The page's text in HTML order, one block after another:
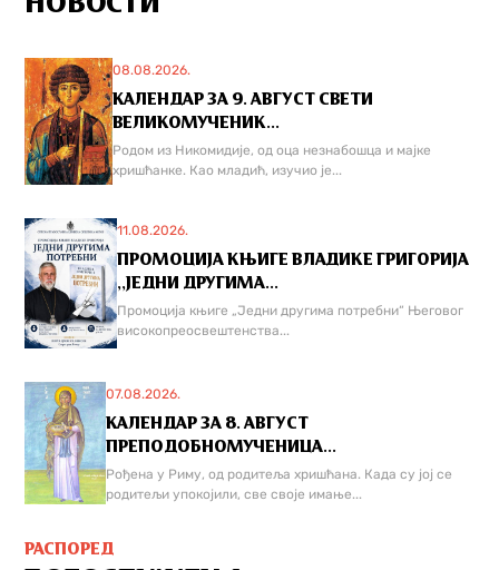
08.08.2026.
КАЛЕНДАР ЗА 9. АВГУСТ СВЕТИ
ВЕЛИКОМУЧЕНИК...
Родом из Никомидије, од оца незнабошца и мајке
хришћанке. Као младић, изучио је...
11.08.2026.
ПРОМОЦИЈА КЊИГЕ ВЛАДИКЕ ГРИГОРИЈА
,,ЈЕДНИ ДРУГИМА...
Промоција књиге „Једни другима потребни“ Његовог
високопреосвештенства...
07.08.2026.
КАЛЕНДАР ЗА 8. АВГУСТ
ПРЕПОДОБНОМУЧЕНИЦА...
Рођена у Риму, од родитеља хришћана. Када су јој се
родитељи упокојили, све своје имање...
РАСПОРЕД